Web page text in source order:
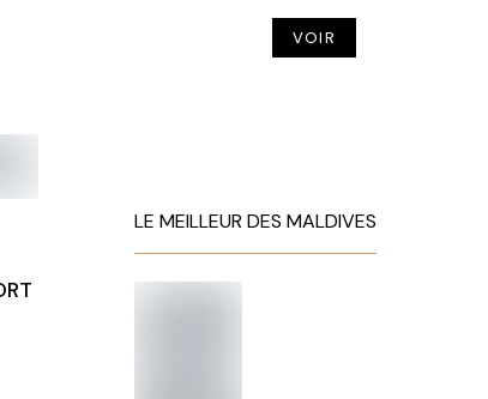
VOIR
LE MEILLEUR DES MALDIVES